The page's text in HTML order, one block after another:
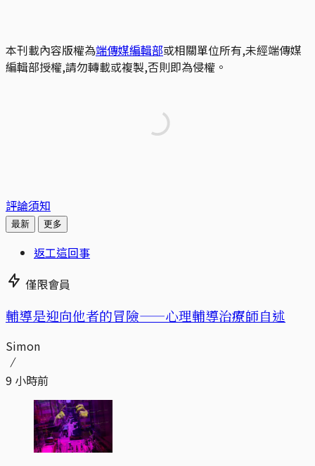
本刊載內容版權為端傳媒編輯部或相關單位所有,未經端傳媒
編輯部授權,請勿轉載或複製,否則即為侵權。
評論須知
最新 更多
返工這回事
僅限會員
輔導是迎向他者的冒險——心理輔導治療師自述
Simon
9 小時前